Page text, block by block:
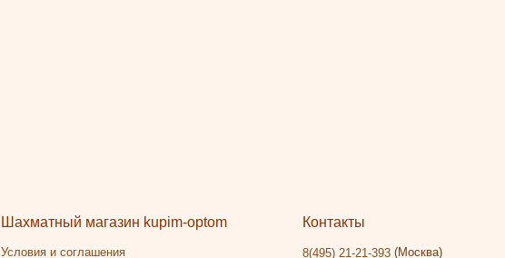
Шахматный магазин kupim-optom
Условия и соглашения
Контакты
8(495) 21-21-393(Москва)